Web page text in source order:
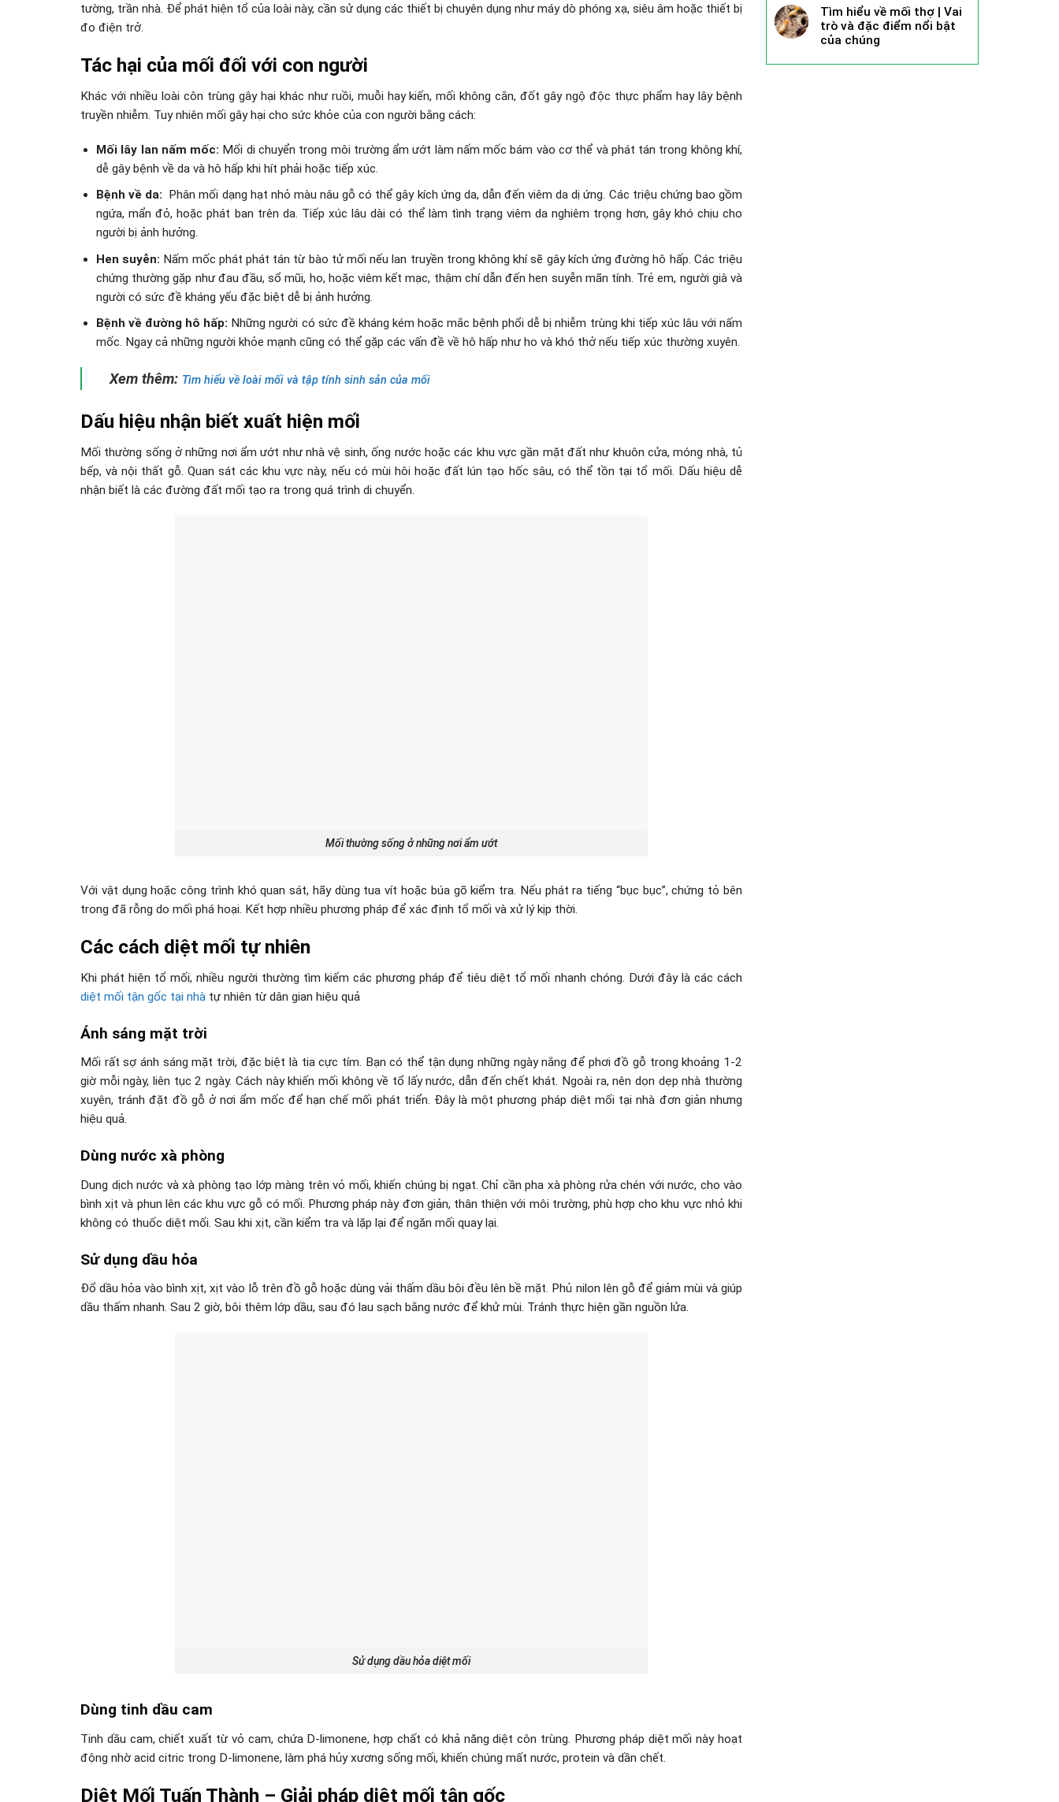
tường, trần nhà. Để phát hiện tổ của loài này, cần sử dụng các thiết bị chuyên dụng như máy dò phóng xạ, siêu âm hoặc thiết bị
đo điện trở.
Tác hại của mối đối với con người
Khác với nhiều loài côn trùng gây hại khác như ruồi, muỗi hay kiến, mối không cắn, đốt gây ngộ độc thực phẩm hay lây bệnh
truyền nhiễm. Tuy nhiên mối gây hại cho sức khỏe của con người bằng cách:
Mối lây lan nấm mốc: Mối di chuyển trong môi trường ẩm ướt làm nấm mốc bám vào cơ thể và phát tán trong không khí,
dễ gây bệnh về da và hô hấp khi hít phải hoặc tiếp xúc.
Bệnh về da:
Phân mối dạng hạt nhỏ màu nâu gỗ có thể gây kích ứng da, dẫn đến viêm da dị ứng. Các triệu chứng bao gồm
ngứa, mẩn đỏ, hoặc phát ban trên da. Tiếp xúc lâu dài có thể làm tình trạng viêm da nghiêm trọng hơn, gây khó chịu cho
người bị ảnh hưởng.
Hen suyễn: Nấm mốc phát phát tán từ bào tử mối nếu lan truyền trong không khí sẽ gây kích ứng đường hô hấp. Các triệu
chứng thường gặp như đau đầu, sổ mũi, ho, hoặc viêm kết mạc, thậm chí dẫn đến hen suyễn mãn tính. Trẻ em, người già và
người có sức đề kháng yếu đặc biệt dễ bị ảnh hưởng.
Bệnh về đường hô hấp: Những người có sức đề kháng kém hoặc mắc bệnh phổi dễ bị nhiễm trùng khi tiếp xúc lâu với nấm
mốc. Ngay cả những người khỏe mạnh cũng có thể gặp các vấn đề về hô hấp như ho và khó thở nếu tiếp xúc thường xuyên.
Xem thêm: Tìm hiểu về loài mối và tập tính sinh sản của mối
Dấu hiệu nhận biết xuất hiện mối
Mối thường sống ở những nơi ẩm ướt như nhà vệ sinh, ống nước hoặc các khu vực gần mặt đất như khuôn cửa, móng nhà, tủ
bếp, và nội thất gỗ. Quan sát các khu vực này, nếu có mùi hôi hoặc đất lún tạo hốc sâu, có thể tồn tại tổ mối. Dấu hiệu dễ
nhận biết là các đường đất mối tạo ra trong quá trình di chuyển.
Mối thường sống ở những nơi ẩm ướt
Với vật dụng hoặc công trình khó quan sát, hãy dùng tua vít hoặc búa gõ kiểm tra. Nếu phát ra tiếng “bục bục”, chứng tỏ bên
trong đã rỗng do mối phá hoại. Kết hợp nhiều phương pháp để xác định tổ mối và xử lý kịp thời.
Các cách diệt mối tự nhiên
Khi phát hiện tổ mối, nhiều người thường tìm kiếm các phương pháp để tiêu diệt tổ mối nhanh chóng. Dưới đây là các cách
diệt mối tận gốc tại nhà tự nhiên từ dân gian hiệu quả
Ánh sáng mặt trời
Mối rất sợ ánh sáng mặt trời, đặc biệt là tia cực tím. Bạn có thể tận dụng những ngày nắng để phơi đồ gỗ trong khoảng 1-2
giờ mỗi ngày, liên tục 2 ngày. Cách này khiến mối không về tổ lấy nước, dẫn đến chết khát. Ngoài ra, nên dọn dẹp nhà thường
xuyên, tránh đặt đồ gỗ ở nơi ẩm mốc để hạn chế mối phát triển. Đây là một phương pháp diệt mối tại nhà đơn giản nhưng
hiệu quả.
Dùng nước xà phòng
Dung dịch nước và xà phòng tạo lớp màng trên vỏ mối, khiến chúng bị ngạt. Chỉ cần pha xà phòng rửa chén với nước, cho vào
bình xịt và phun lên các khu vực gỗ có mối. Phương pháp này đơn giản, thân thiện với môi trường, phù hợp cho khu vực nhỏ khi
không có thuốc diệt mối. Sau khi xịt, cần kiểm tra và lặp lại để ngăn mối quay lại.
Sử dụng dầu hỏa
Đổ dầu hỏa vào bình xịt, xịt vào lỗ trên đồ gỗ hoặc dùng vải thấm dầu bôi đều lên bề mặt. Phủ nilon lên gỗ để giảm mùi và giúp
dầu thấm nhanh. Sau 2 giờ, bôi thêm lớp dầu, sau đó lau sạch bằng nước để khử mùi. Tránh thực hiện gần nguồn lửa.
Sử dụng dầu hỏa diệt mối
Dùng tinh dầu cam
Tinh dầu cam, chiết xuất từ vỏ cam, chứa D-limonene, hợp chất có khả năng diệt côn trùng. Phương pháp diệt mối này hoạt
động nhờ acid citric trong D-limonene, làm phá hủy xương sống mối, khiến chúng mất nước, protein và dần chết.
Diệt Mối Tuấn Thành – Giải pháp diệt mối tận gốc
Tìm hiểu về mối thợ | Vai
trò và đặc điểm nổi bật
của chúng